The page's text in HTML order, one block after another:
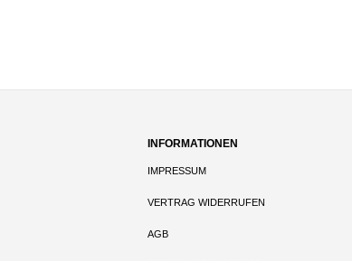
INFORMATIONEN
IMPRESSUM
VERTRAG WIDERRUFEN
AGB